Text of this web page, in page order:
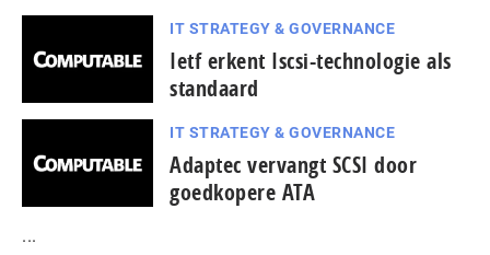
IT STRATEGY & GOVERNANCE
Ietf erkent Iscsi-technologie als
standaard
IT STRATEGY & GOVERNANCE
Adaptec vervangt SCSI door
goedkopere ATA
...